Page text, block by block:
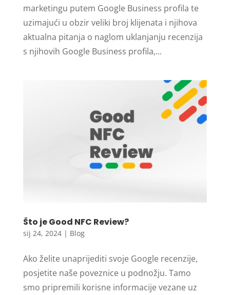
marketingu putem Google Business profila te
uzimajući u obzir veliki broj klijenata i njihova
aktualna pitanja o naglom uklanjanju recenzija
s njihovih Google Business profila,...
Što je Good NFC Review?
sij 24, 2024| Blog
Ako želite unaprijediti svoje Google recenzije,
posjetite naše poveznice u podnožju. Tamo
smo pripremili korisne informacije vezane uz